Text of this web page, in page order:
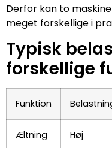
Derfor kan to
meget forskellige i
Typisk
forskellige
Funktion
Æltning Høj